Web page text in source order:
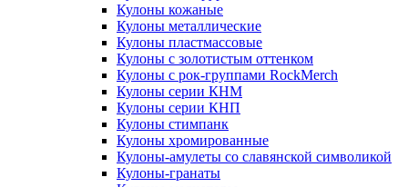
Кулоны кожаные
Кулоны металлические
Кулоны пластмассовые
Кулоны с золотистым оттенком
Кулоны с рок-группами RockMerch
Кулоны серии КНМ
Кулоны серии КНП
Кулоны стимпанк
Кулоны хромированные
Кулоны-амулеты со славянской символикой
Кулоны-гранаты